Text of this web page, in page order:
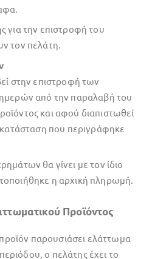
για την επιστροφή του
τον πελάτη.
στην επιστροφή των
από την παραλαβή του
και αφού διαπιστωθεί
κατάσταση που περιγράφηκε
θα γίνει με τον ίδιο
η αρχική πληρωμή.
Προϊόντος
παρουσιάσει ελάττωμα
ο πελάτης έχει το